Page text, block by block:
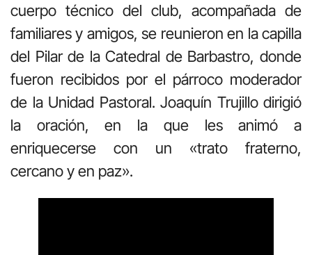
cuerpo técnico del club, acompañada de
familiares y amigos, se reunieron en la capilla
del Pilar de la Catedral de Barbastro, donde
fueron recibidos por el párroco moderador
de la Unidad Pastoral. Joaquín Trujillo dirigió
la oración, en la que les animó a
enriquecerse con un «trato fraterno,
cercano y en paz».